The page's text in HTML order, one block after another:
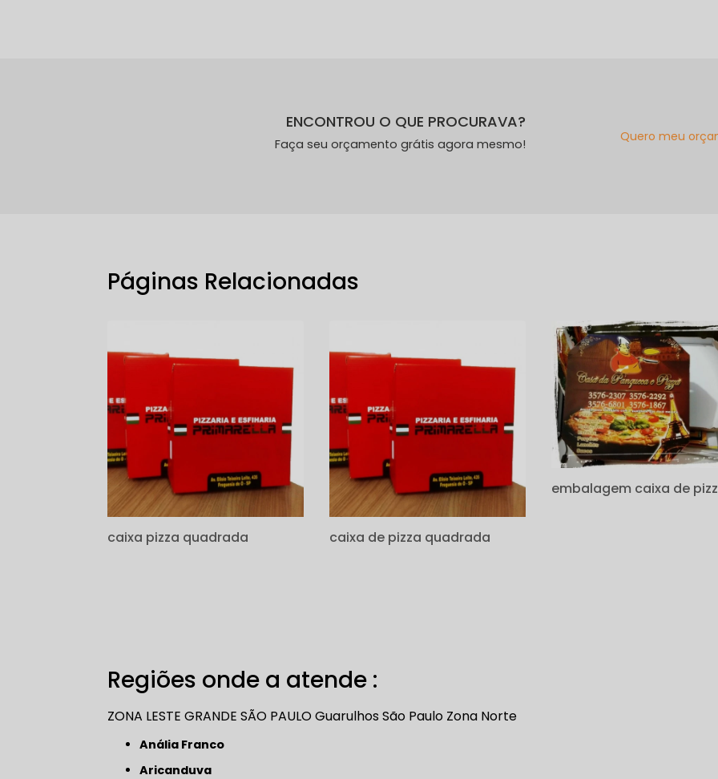
ENCONTROU O QUE PROCURAVA?
Faça seu orçamento grátis agora mesmo!
Quero meu
Páginas Relacionadas
caixa pizza quadrada caixa de pizza quadrada
embalagem caixa de
Regiões onde a atende :
ZONA LESTE GRANDE SÃO PAULOGuarulhos São Paulo Zona Norte
Anália Franco
Aricanduva